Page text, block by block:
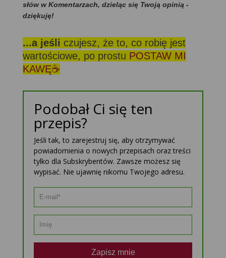
słów w Komentarzach, dzieląc się Twoją opinią -
dziękuję!
...a jeśli czujesz, że to, co robię jest
wartościowe, po prostu POSTAW MI
KAWĘ☕
Podobał Ci się ten
przepis?
Jeśli tak, to zarejestruj się, aby otrzymywać
powiadomienia o nowych przepisach oraz treści
tylko dla Subskrybentów. Zawsze możesz się
wypisać. Nie ujawnię nikomu Twojego adresu.
Zapisz mnie